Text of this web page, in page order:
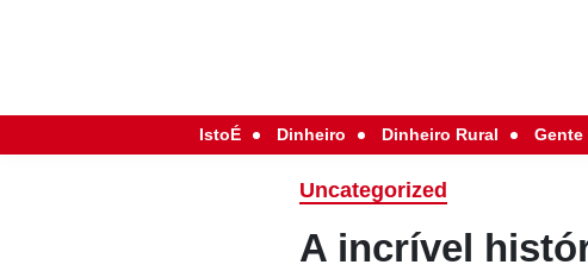
IstoÉ Dinheiro Dinheiro Rural Gente
Uncategorized
A incrível